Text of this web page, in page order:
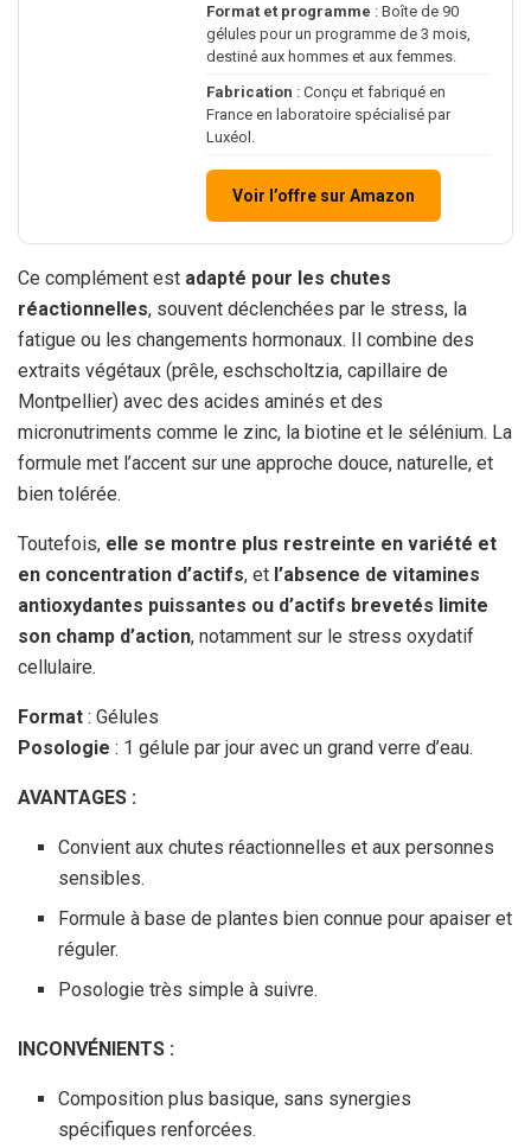
Format et programme : Boîte de 90
gélules pour un programme de 3 mois,
destiné aux hommes et aux femmes.
Fabrication : Conçu et fabriqué en
France en laboratoire spécialisé par
Luxéol.
Voir l’offre sur Amazon
Ce complément est adapté pour les chutes
réactionnelles, souvent déclenchées par le stress, la
fatigue ou les changements hormonaux. Il combine des
extraits végétaux (prêle, eschscholtzia, capillaire de
Montpellier) avec des acides aminés et des
micronutriments comme le zinc, la biotine et le sélénium. La
formule met l’accent sur une approche douce, naturelle, et
bien tolérée.
Toutefois, elle se montre plus restreinte en variété et
en concentration d’actifs, et l’absence de vitamines
antioxydantes puissantes ou d’actifs brevetés limite
son champ d’action, notamment sur le stress oxydatif
cellulaire.
Format : Gélules
Posologie : 1 gélule par jour avec un grand verre d’eau.
AVANTAGES :
Convient aux chutes réactionnelles et aux personnes
sensibles.
Formule à base de plantes bien connue pour apaiser et
réguler.
Posologie très simple à suivre.
INCONVÉNIENTS :
Composition plus basique, sans synergies
spécifiques renforcées.